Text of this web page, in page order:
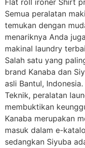
Flat roll ironer Shirt
Semua peralatan
temukan dengan
menariknya Anda
makinal laundry
Salah satu yang
brand Kanaba dan
asli Bantul,
Teknik, peralatan
membuktikan
Kanaba merupakan
masuk dalam e-
sedangkan Siyuba